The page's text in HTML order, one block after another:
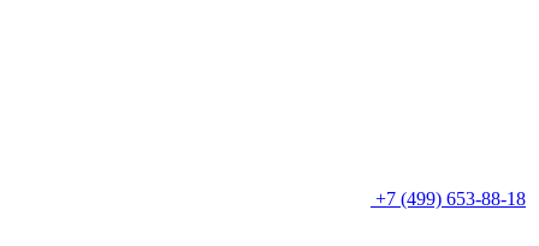
+7 (499) 653-88-18